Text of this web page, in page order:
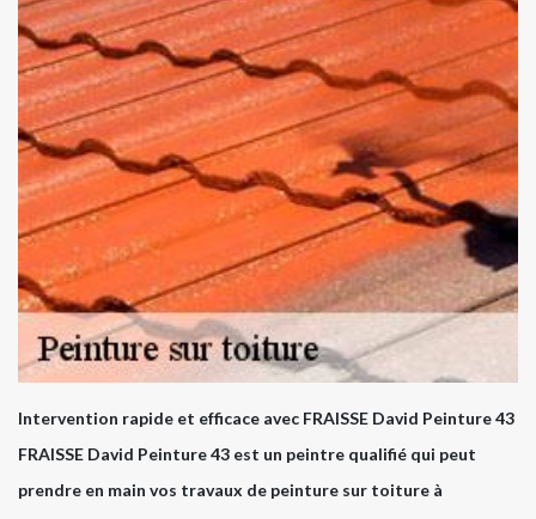
Intervention rapide et efficace avec FRAISSE David Peinture 43
FRAISSE David Peinture 43 est un peintre qualifié qui peut
prendre en main vos travaux de peinture sur toiture à